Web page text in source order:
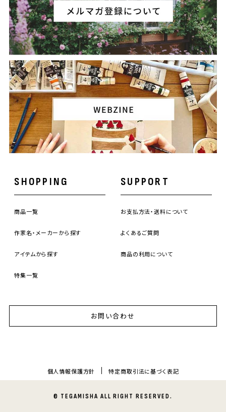
SHOPPING
商品一覧
作家名・メーカーから探す
アイテムから探す
特集一覧
SUPPORT
お支払方法・送料について
よくあるご質問
商品の利用について
お問い合わせ
個人情報保護方針 特定商取引法に基づく表記
© TEGAMISHA ALL RIGHT RESERVED.